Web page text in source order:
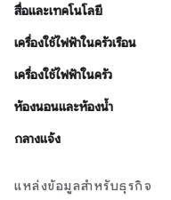
สื่อและเทคโนโลยี
เครื่องใช้ไฟฟ้าในครัวเรือน
เครื่องใช้ไฟฟ้าในครัว
ห้องนอนและห้องน้ำ
กลางแจ้ง
แหล่งข้อมูลสำหรับธุรกิจ